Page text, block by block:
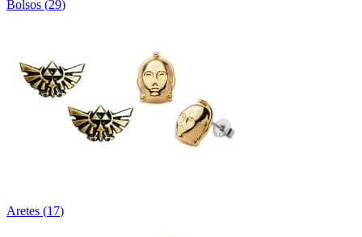
Bolsos (29)
Aretes (17)